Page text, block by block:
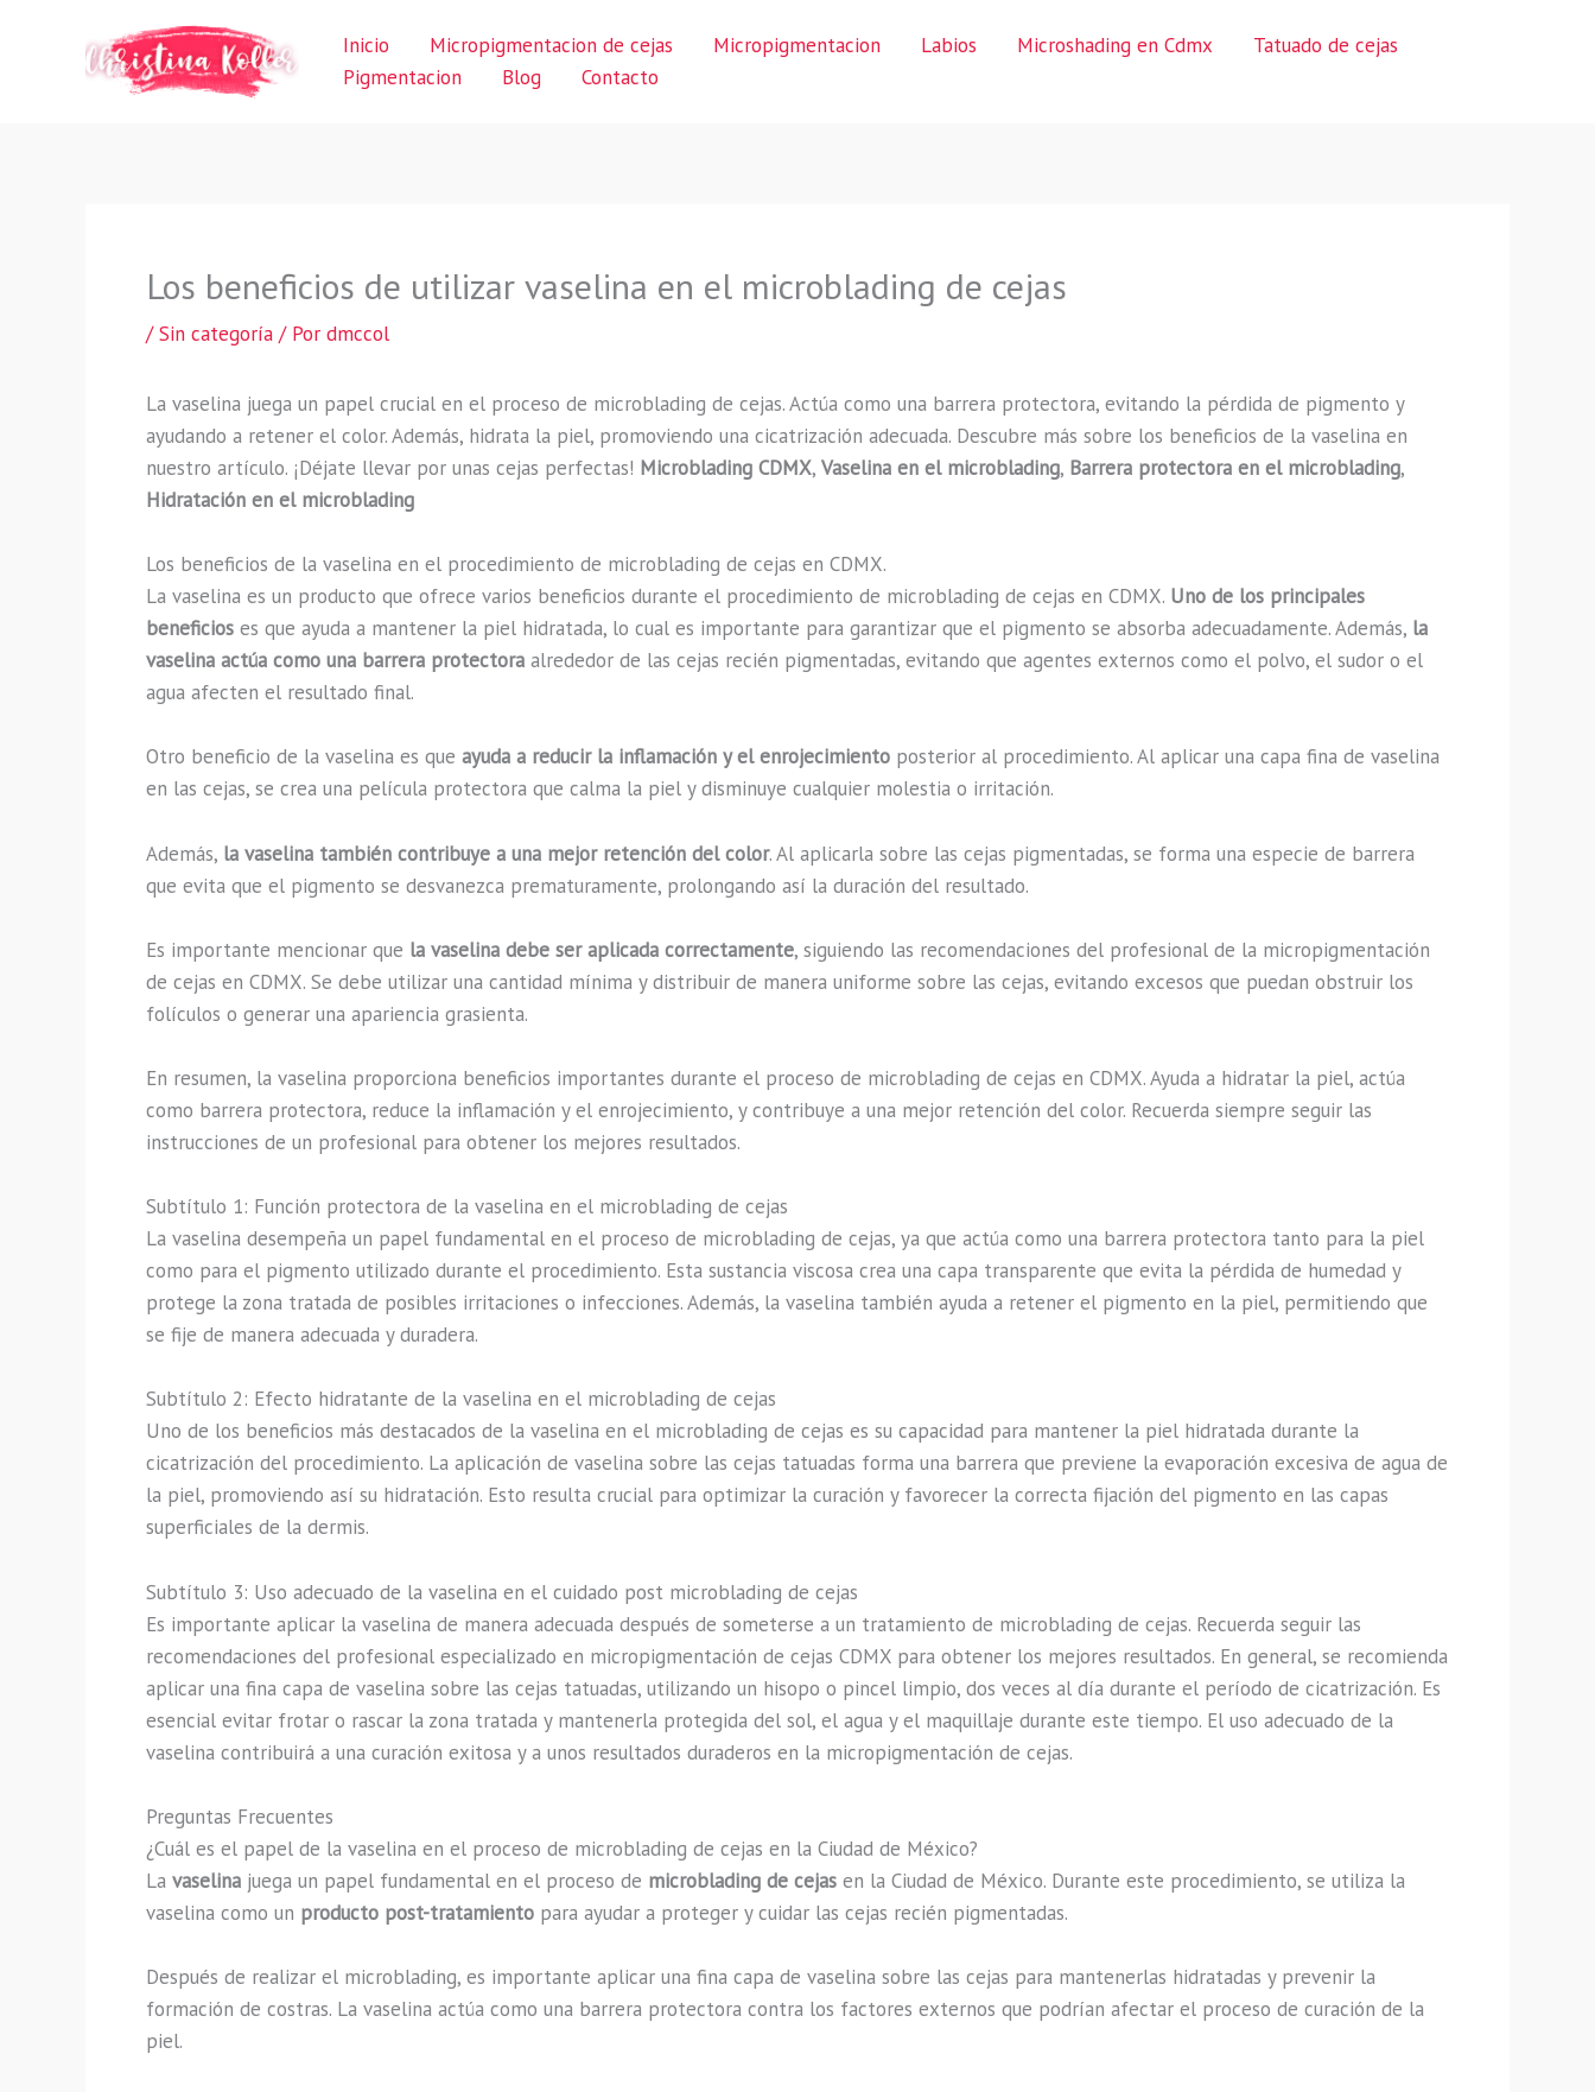
Inicio Micropigmentacion de cejas Micropigmentacion Labios Microshading en Cdmx
Tatuado de cejas
Pigmentacion
Blog Contacto
Los beneficios de utilizar vaselina en el microblading de cejas
/Sin categoría / Por dmccol
La vaselina juega un papel crucial en el proceso de microblading de cejas. Actúa como una barrera protectora, evitando la pérdida de pigmento y
ayudando a retener el color. Además, hidrata la piel, promoviendo una cicatrización adecuada. Descubre más sobre los beneficios de la vaselina en
nuestro artículo. ¡Déjate llevar por unas cejas perfectas! Microblading CDMX, Vaselina en el microblading, Barrera protectora en el microblading,
Hidratación en el microblading
Los beneficios de la vaselina en el procedimiento de microblading de cejas en CDMX.
La vaselina es un producto que ofrece varios beneficios durante el procedimiento de microblading de cejas en CDMX. Uno de los principales
beneficios es que ayuda a mantener la piel hidratada, lo cual es importante para garantizar que el pigmento se absorba adecuadamente. Además, la
vaselina actúa como una barrera protectora alrededor de las cejas recién pigmentadas, evitando que agentes externos como el polvo, el sudor o el
agua afecten el resultado final.
Otro beneficio de la vaselina es que ayuda a reducir la inflamación y el enrojecimiento posterior al procedimiento. Al aplicar una capa fina de vaselina
en las cejas, se crea una película protectora que calma la piel y disminuye cualquier molestia o irritación.
Además, la vaselina también contribuye a una mejor retención del color. Al aplicarla sobre las cejas pigmentadas, se forma una especie de barrera
que evita que el pigmento se desvanezca prematuramente, prolongando así la duración del resultado.
Es importante mencionar que la vaselina debe ser aplicada correctamente, siguiendo las recomendaciones del profesional de la micropigmentación
de cejas en CDMX. Se debe utilizar una cantidad mínima y distribuir de manera uniforme sobre las cejas, evitando excesos que puedan obstruir los
folículos o generar una apariencia grasienta.
En resumen, la vaselina proporciona beneficios importantes durante el proceso de microblading de cejas en CDMX. Ayuda a hidratar la piel, actúa
como barrera protectora, reduce la inflamación y el enrojecimiento, y contribuye a una mejor retención del color. Recuerda siempre seguir las
instrucciones de un profesional para obtener los mejores resultados.
Subtítulo 1: Función protectora de la vaselina en el microblading de cejas
La vaselina desempeña un papel fundamental en el proceso de microblading de cejas, ya que actúa como una barrera protectora tanto para la piel
como para el pigmento utilizado durante el procedimiento. Esta sustancia viscosa crea una capa transparente que evita la pérdida de humedad y
protege la zona tratada de posibles irritaciones o infecciones. Además, la vaselina también ayuda a retener el pigmento en la piel, permitiendo que
se fije de manera adecuada y duradera.
Subtítulo 2: Efecto hidratante de la vaselina en el microblading de cejas
Uno de los beneficios más destacados de la vaselina en el microblading de cejas es su capacidad para mantener la piel hidratada durante la
cicatrización del procedimiento. La aplicación de vaselina sobre las cejas tatuadas forma una barrera que previene la evaporación excesiva de agua de
la piel, promoviendo así su hidratación. Esto resulta crucial para optimizar la curación y favorecer la correcta fijación del pigmento en las capas
superficiales de la dermis.
Subtítulo 3: Uso adecuado de la vaselina en el cuidado post microblading de cejas
Es importante aplicar la vaselina de manera adecuada después de someterse a un tratamiento de microblading de cejas. Recuerda seguir las
recomendaciones del profesional especializado en micropigmentación de cejas CDMX para obtener los mejores resultados. En general, se recomienda
aplicar una fina capa de vaselina sobre las cejas tatuadas, utilizando un hisopo o pincel limpio, dos veces al día durante el período de cicatrización. Es
esencial evitar frotar o rascar la zona tratada y mantenerla protegida del sol, el agua y el maquillaje durante este tiempo. El uso adecuado de la
vaselina contribuirá a una curación exitosa y a unos resultados duraderos en la micropigmentación de cejas.
Preguntas Frecuentes
¿Cuál es el papel de la vaselina en el proceso de microblading de cejas en la Ciudad de México?
La vaselina juega un papel fundamental en el proceso de microblading de cejas en la Ciudad de México. Durante este procedimiento, se utiliza la
vaselina como un producto post-tratamiento para ayudar a proteger y cuidar las cejas recién pigmentadas.
Después de realizar el microblading, es importante aplicar una fina capa de vaselina sobre las cejas para mantenerlas hidratadas y prevenir la
formación de costras. La vaselina actúa como una barrera protectora contra los factores externos que podrían afectar el proceso de curación de la
piel.